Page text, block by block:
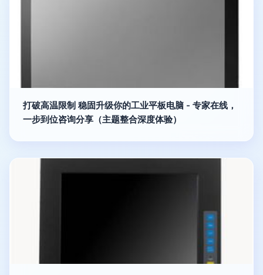
打破高温限制 稳固升级你的工业平板电脑 - 专家在线，
一步到位咨询分享（主题整合深度体验）